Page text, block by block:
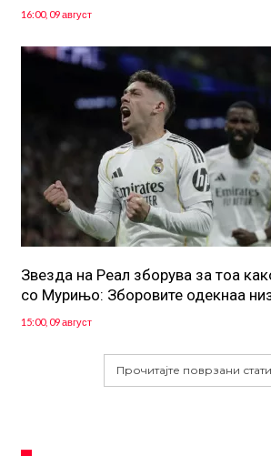
16:00, 09 август
Звезда на Реал зборува за тоа
со Мурињо: Зборовите одекнаа
15:00, 09 август
Прочитајте поврзани